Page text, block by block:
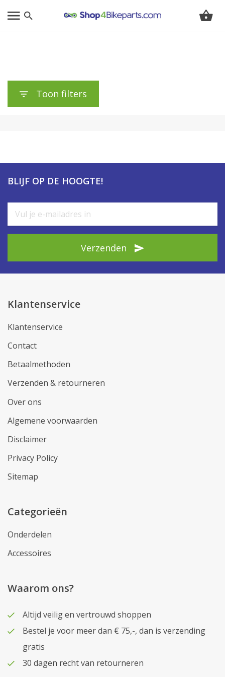
Toon filters
BLIJF OP DE HOOGTE!
Verzenden
Klantenservice
Klantenservice
Contact
Betaalmethoden
Verzenden & retourneren
Over ons
Algemene voorwaarden
Disclaimer
Privacy Policy
Sitemap
Categorieën
Onderdelen
Accessoires
Waarom ons?
Altijd veilig en vertrouwd shoppen
Bestel je voor meer dan € 75,-, dan is verzending
gratis
30 dagen recht van retourneren